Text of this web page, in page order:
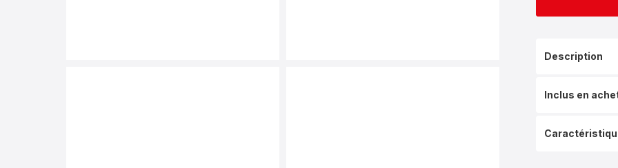
Description
Inclus en